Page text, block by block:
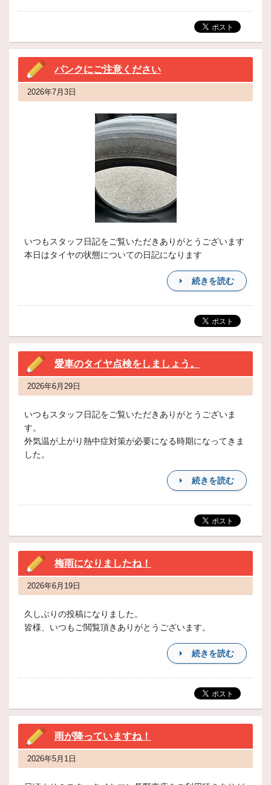
パンクにご注意ください
2026年7月3日
いつもスタッフ日記をご覧いただきありがとうございます
本日はタイヤの状態についての日記になります
続きを読む
愛車のタイヤ点検をしましょう。
2026年6月29日
いつもスタッフ日記をご覧いただきありがとうございま
す。
外気温が上がり熱中症対策が必要になる時期になってきま
した。
続きを読む
梅雨になりましたね！
2026年6月19日
久しぶりの投稿になりました。
皆様、いつもご閲覧頂きありがとうございます。
続きを読む
雨が降っていますね！
2026年5月1日